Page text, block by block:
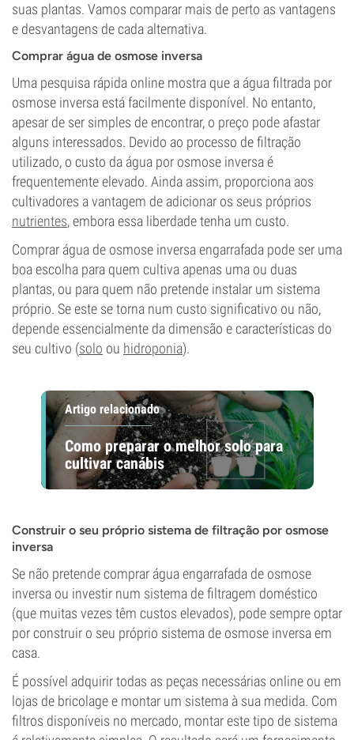
suas plantas. Vamos comparar mais de perto as vantagens
e desvantagens de cada alternativa.
Comprar água de osmose inversa
Uma pesquisa rápida online mostra que a água filtrada por
osmose inversa está facilmente disponível. No entanto,
apesar de ser simples de encontrar, o preço pode afastar
alguns interessados. Devido ao processo de filtração
utilizado, o custo da água por osmose inversa é
frequentemente elevado. Ainda assim, proporciona aos
cultivadores a vantagem de adicionar os seus próprios
nutrientes, embora essa liberdade tenha um custo.
Comprar água de osmose inversa engarrafada pode ser uma
boa escolha para quem cultiva apenas uma ou duas
plantas, ou para quem não pretende instalar um sistema
próprio. Se este se torna num custo significativo ou não,
depende essencialmente da dimensão e características do
seu cultivo (solo ou hidroponia).
Artigo relacionado
Como preparar o melhor solo para
cultivar canábis
Construir o seu próprio sistema de filtração por osmose
inversa
Se não pretende comprar água engarrafada de osmose
inversa ou investir num sistema de filtragem doméstico
(que muitas vezes têm custos elevados), pode sempre optar
por construir o seu próprio sistema de osmose inversa em
casa.
É possível adquirir todas as peças necessárias online ou em
lojas de bricolage e montar um sistema à sua medida. Com
filtros disponíveis no mercado, montar este tipo de sistema